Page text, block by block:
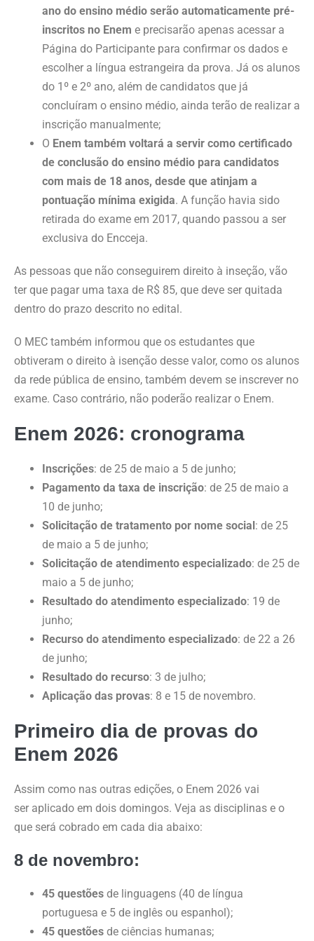
ano do ensino médio serão automaticamente pré-
inscritos no Enem e precisarão apenas acessar a
Página do Participante para confirmar os dados e
escolher a língua estrangeira da prova. Já os alunos
do 1º e 2º ano, além de candidatos que já
concluíram o ensino médio, ainda terão de realizar a
inscrição manualmente;
O Enem também voltará a servir como certificado
de conclusão do ensino médio para candidatos
com mais de 18 anos, desde que atinjam a
pontuação mínima exigida. A função havia sido
retirada do exame em 2017, quando passou a ser
exclusiva do Encceja.
As pessoas que não conseguirem direito à inseção, vão
ter que pagar uma taxa de R$ 85, que deve ser quitada
dentro do prazo descrito no edital.
O MEC também informou que os estudantes que
obtiveram o direito à isenção desse valor, como os alunos
da rede pública de ensino, também devem se inscrever no
exame. Caso contrário, não poderão realizar o Enem.
Enem 2026: cronograma
Inscrições: de 25 de maio a 5 de junho;
Pagamento da taxa de inscrição: de 25 de maio a
10 de junho;
Solicitação de tratamento por nome social: de 25
de maio a 5 de junho;
Solicitação de atendimento especializado: de 25 de
maio a 5 de junho;
Resultado do atendimento especializado: 19 de
junho;
Recurso do atendimento especializado: de 22 a 26
de junho;
Resultado do recurso: 3 de julho;
Aplicação das provas: 8 e 15 de novembro.
Primeiro dia de provas do
Enem 2026
Assim como nas outras edições, o Enem 2026 vai
ser aplicado em dois domingos. Veja as disciplinas e o
que será cobrado em cada dia abaixo:
8 de novembro:
45 questões de linguagens (40 de língua
portuguesa e 5 de inglês ou espanhol);
45 questões de ciências humanas;